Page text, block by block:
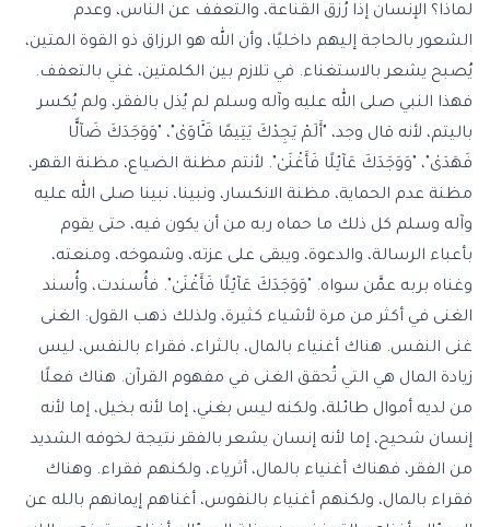
لماذا؟ الإنسان إذا رُزق القناعة، والتعفف عن الناس، وعدم
الشعور بالحاجة إليهم داخليًا، وأن الله هو الرزاق ذو القوة المتين،
يُصبح يشعر بالاستغناء. في تلازم بين الكلمتين، غني بالتعفف.
فهذا النبي صلى الله عليه وآله وسلم لم يُذل بالفقر، ولم يُكسر
باليتم، لأنه قال وجد، "أَلَمْ يَجِدْكَ يَتِيمًا فَـَٔاوَىٰ"، "وَوَجَدَكَ ضَآلًّا
فَهَدَىٰ"، "وَوَجَدَكَ عَآئِلًا فَأَغْنَىٰ". لأنتم مظنة الضياع، مظنة القهر،
مظنة عدم الحماية، مظنة الانكسار، ونبينا، نبينا صلى الله عليه
وآله وسلم كل ذلك ما حماه ربه من أن يكون فيه، حتى يقوم
بأعباء الرسالة، والدعوة، ويبقى على عزته، وشموخه، ومنعته،
وغناه بربه عمَّن سواه. "وَوَجَدَكَ عَآئِلًا فَأَغْنَىٰ". فأُسندت، وأُسند
الغنى في أكثر من مرة لأشياء كثيرة، ولذلك ذهب القول: الغنى
غنى النفس. هناك أغنياء بالمال، بالثراء، فقراء بالنفس، ليس
زيادة المال هي التي تُحقق الغنى في مفهوم القرآن. هناك فعلًا
من لديه أموال طائلة، ولكنه ليس بغني، إما لأنه بخيل، إما لأنه
إنسان شحيح، إما لأنه إنسان يشعر بالفقر نتيجة لخوفه الشديد
من الفقر، فهناك أغنياء بالمال، أثرياء، ولكنهم فقراء. وهناك
فقراء بالمال، ولكنهم أغنياء بالنفوس، أغناهم إيمانهم بالله عن